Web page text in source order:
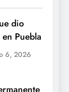
dio
Puebla
6, 2026